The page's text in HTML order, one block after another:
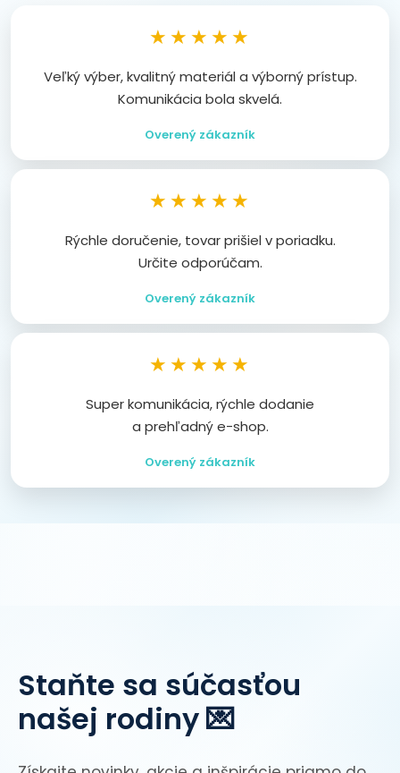
★★★★★
Veľký výber, kvalitný materiál a výborný prístup.
Komunikácia bola skvelá.
Overený zákazník
★★★★★
Rýchle doručenie, tovar prišiel v poriadku.
Určite odporúčam.
Overený zákazník
★★★★★
Super komunikácia, rýchle dodanie
a prehľadný e-shop.
Overený zákazník
Staňte sa súčasťou
našej rodiny 💌